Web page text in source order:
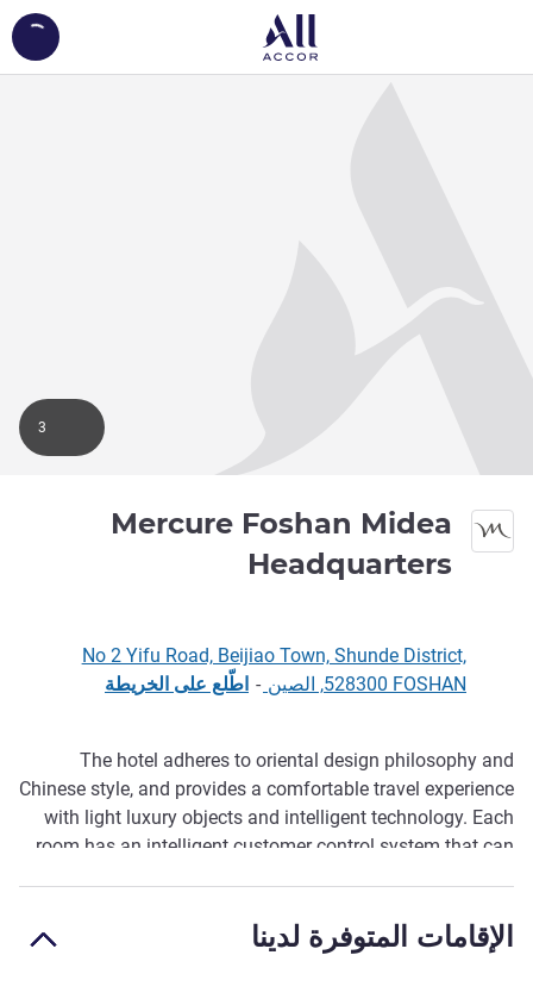
Mercure Foshan Midea
Headquarters
3
No 2 Yifu Road, Beijiao Town, Shunde District,
528300 FOSHAN, الصين
- اطّلع على الخريطة
الوصف
The hotel adheres to oriental design philosophy and
Chinese style, and provides a comfortable travel experience
with light luxury objects and intelligent technology. Each
room has an intelligent customer control system that can
convenience provided by modern intelligent technology.
الإقامات المتوفرة لدينا